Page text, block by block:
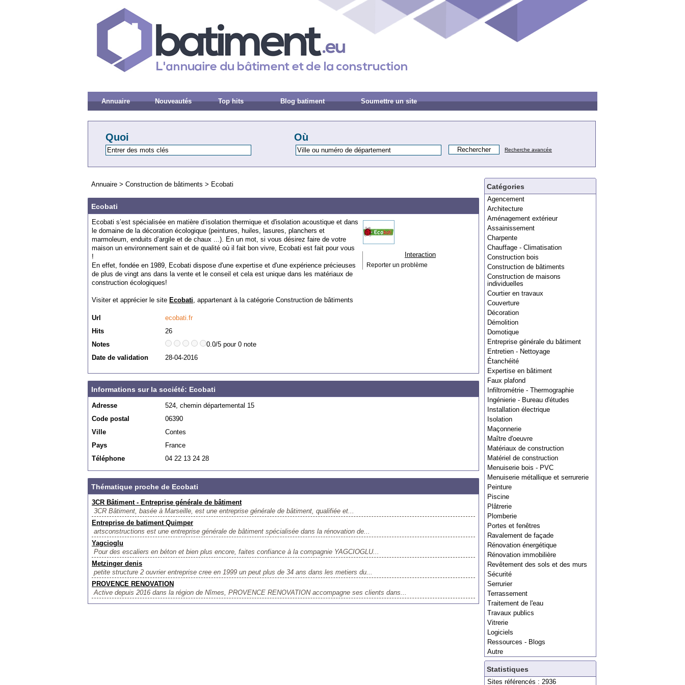
Annuaire Nouveautés Top hits Blog batiment Soumettre un site
Quoi Où
Recherche avancée
Catégories
Agencement
Architecture
Aménagement extérieur
Assainissement
Charpente
Chauffage - Climatisation
Construction bois
Construction de bâtiments
Construction de maisons
individuelles
Courtier en travaux
Couverture
Décoration
Démolition
Domotique
Entreprise générale du bâtiment
Entretien - Nettoyage
Étanchéité
Expertise en bâtiment
Faux plafond
Infiltrométrie - Thermographie
Ingénierie - Bureau d'études
Installation électrique
Isolation
Maçonnerie
Maître d'oeuvre
Matériaux de construction
Matériel de construction
Menuiserie bois - PVC
Menuiserie métallique et serrurerie
Peinture
Piscine
Plâtrerie
Plomberie
Portes et fenêtres
Ravalement de façade
Rénovation énergétique
Rénovation immobilière
Revêtement des sols et des murs
Sécurité
Serrurier
Terrassement
Traitement de l'eau
Travaux publics
Vitrerie
Logiciels
Ressources - Blogs
Autre
Statistiques
Sites référencés : 2936
Annuaire > Construction de bâtiments > Ecobati
Ecobati
Ecobati s’est spécialisée en matière d’isolation thermique et d'isolation acoustique et dans
le domaine de la décoration écologique (peintures, huiles, lasures, planchers et
marmoleum, enduits d’argile et de chaux ...). En un mot, si vous désirez faire de votre
maison un environnement sain et de qualité où il fait bon vivre, Ecobati est fait pour vous
!
En effet, fondée en 1989, Ecobati dispose d'une expertise et d'une expérience précieuses
de plus de vingt ans dans la vente et le conseil et cela est unique dans les matériaux de
construction écologiques!
Visiter et apprécier le site Ecobati, appartenant à la catégorie Construction de bâtiments
Url
ecobati.fr
Hits
26
Notes
0.0/5 pour 0 note
Date de validation
28-04-2016
Interaction
Reporter un problème
Informations sur la société: Ecobati
Adresse
524, chemin départemental 15
Code postal
06390
Ville
Contes
Pays
France
Téléphone
04 22 13 24 28
Thématique proche de Ecobati
3CR Bâtiment - Entreprise générale de bâtiment
3CR Bâtiment, basée à Marseille, est une entreprise générale de bâtiment, qualifiée et...
Entreprise de batiment Quimper
artsconstructions est une entreprise générale de bâtiment spécialisée dans la rénovation de...
Yagcioglu
Pour des escaliers en béton et bien plus encore, faites confiance à la compagnie YAGCIOGLU...
Metzinger denis
petite structure 2 ouvrier entreprise cree en 1999 un peut plus de 34 ans dans les metiers du...
PROVENCE RENOVATION
Active depuis 2016 dans la région de Nîmes, PROVENCE RENOVATION accompagne ses clients dans...